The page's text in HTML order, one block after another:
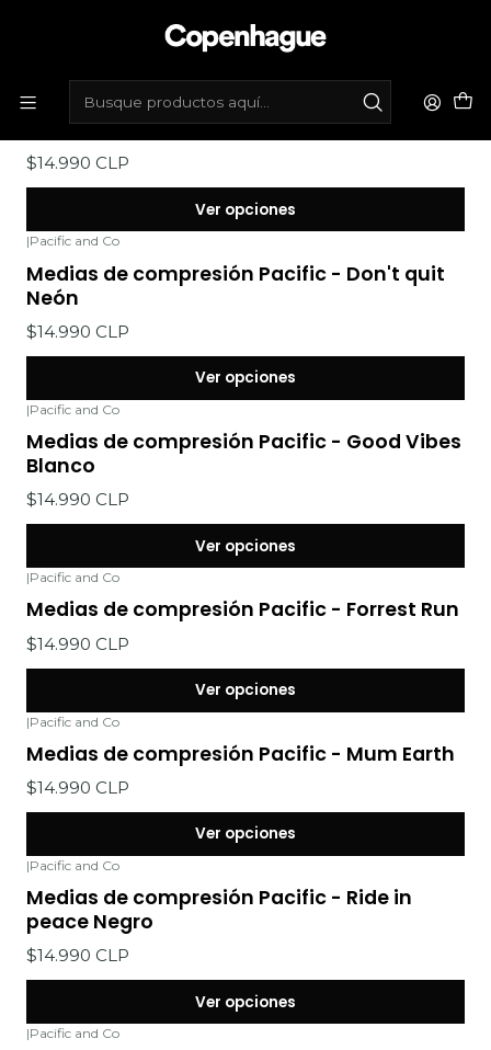
Marcas
Medias de compresión Pacific - Stay Strong
Neón
$14.990 CLP
Ver opciones
|Pacific and Co
Medias de compresión Pacific - Don't quit
Neón
$14.990 CLP
Ver opciones
|Pacific and Co
Medias de compresión Pacific - Good Vibes
Blanco
$14.990 CLP
Ver opciones
|Pacific and Co
Medias de compresión Pacific - Forrest Run
$14.990 CLP
Ver opciones
|Pacific and Co
Medias de compresión Pacific - Mum Earth
$14.990 CLP
Ver opciones
|Pacific and Co
Medias de compresión Pacific - Ride in
peace Negro
$14.990 CLP
Ver opciones
|Pacific and Co